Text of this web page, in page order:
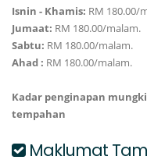
Isnin - Khamis: RM 180.00/
Jumaat: RM 180.00/malam.
Sabtu: RM 180.00/malam.
Ahad : RM 180.00/malam.
Kadar penginapan
tempahan
Maklumat